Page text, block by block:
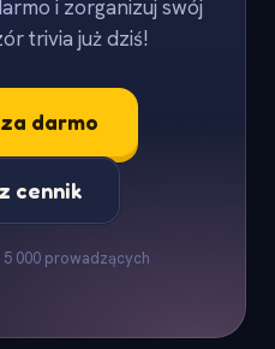
i zorganizuj swój
trivia już dziś!
darmo
cennik
5 000 prowadzących